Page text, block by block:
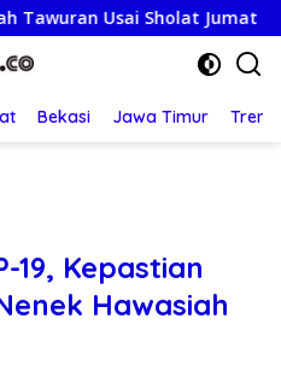
Sholat Jumat Lepas
Bekasi Jawa Timur
19, Kepastian
Hawasiah